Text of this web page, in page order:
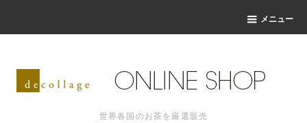
メニュー
世界各国のお茶を厳選販売